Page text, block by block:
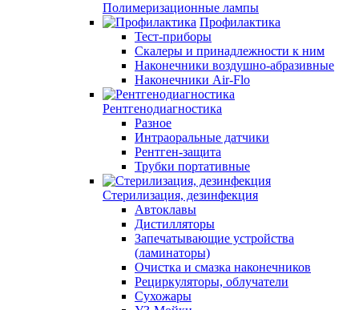
Полимеризационные лампы
Профилактика
Тест-приборы
Скалеры и принадлежности к ним
Наконечники воздушно-абразивные
Наконечники Air-Flo
Рентгенодиагностика
Разное
Интраоральные датчики
Рентген-защита
Трубки портативные
Стерилизация, дезинфекция
Автоклавы
Дистилляторы
Запечатывающие устройства
(ламинаторы)
Очистка и смазка наконечников
Рециркуляторы, облучатели
Сухожары